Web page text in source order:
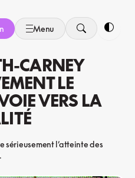
Menu
CARNEY
LE
VERS LA
sérieusement l’atteinte des